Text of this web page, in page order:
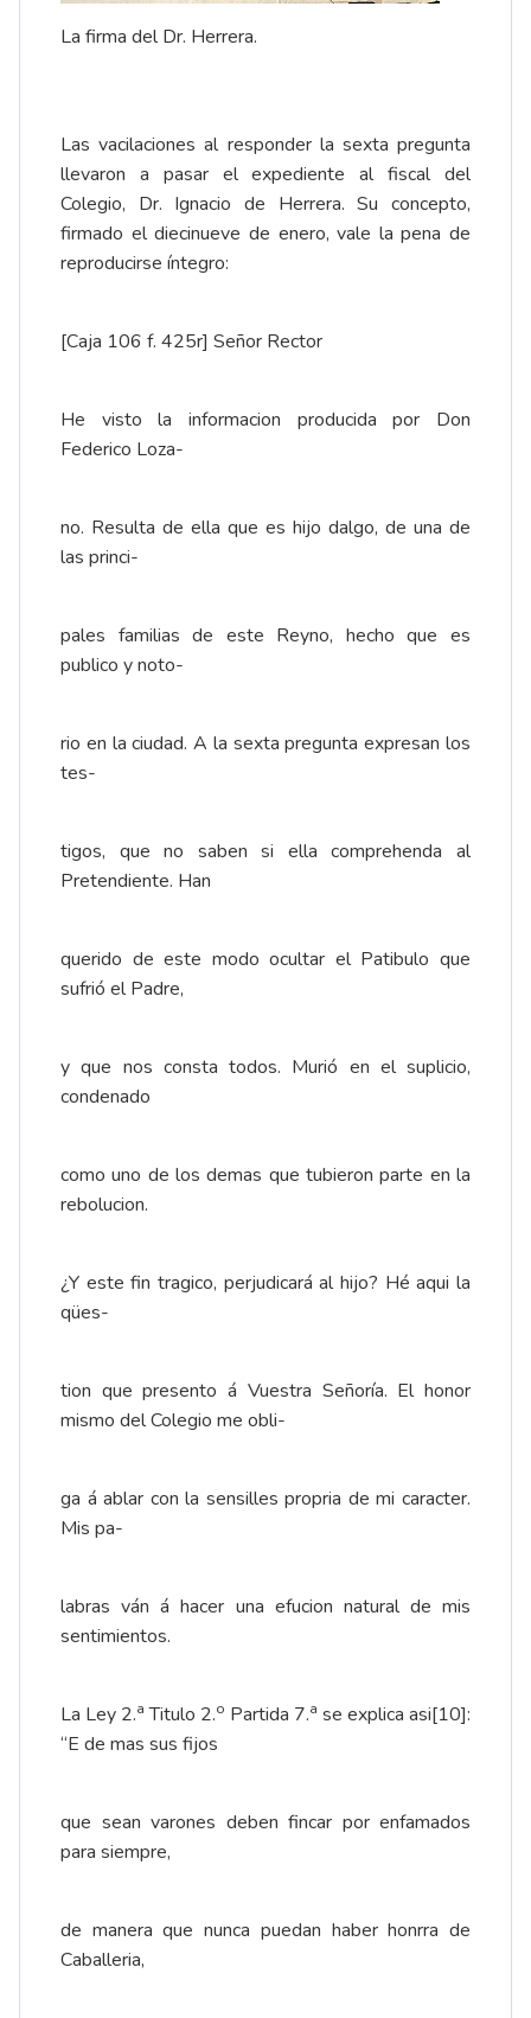
La firma del Dr. Herrera.
Las vacilaciones al responder la sexta pregunta
llevaron a pasar el expediente al fiscal del
Colegio, Dr. Ignacio de Herrera. Su concepto,
firmado el diecinueve de enero, vale la pena de
reproducirse íntegro:
[Caja 106 f. 425r] Señor Rector
He visto la informacion producida por Don
Federico Loza-
no. Resulta de ella que es hijo dalgo, de una de
las princi-
pales familias de este Reyno, hecho que es
publico y noto-
rio en la ciudad. A la sexta pregunta expresan los
tes-
tigos, que no saben si ella comprehenda al
Pretendiente. Han
querido de este modo ocultar el Patibulo que
sufrió el Padre,
y que nos consta todos. Murió en el suplicio,
condenado
como uno de los demas que tubieron parte en la
rebolucion.
¿Y este fin tragico, perjudicará al hijo? Hé aqui la
qües-
tion que presento á Vuestra Señoría. El honor
mismo del Colegio me obli-
ga á ablar con la sensilles propria de mi caracter.
Mis pa-
labras ván á hacer una efucion natural de mis
sentimientos.
La Ley 2.a Titulo 2.o Partida 7.a se explica asi[10]:
“E de mas sus fijos
que sean varones deben fincar por enfamados
para siempre,
de manera que nunca puedan haber honrra de
Caballeria,